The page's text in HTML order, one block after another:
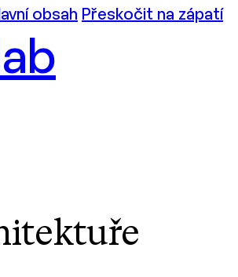
obsah Přeskočit na zápatí